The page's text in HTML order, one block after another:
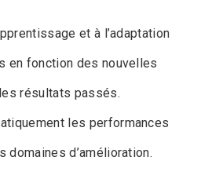
et à l’adaptation
en fonction des nouvelles
résultats passés.
les performances
domaines d’amélioration.